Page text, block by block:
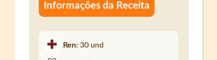
Informações da Receita
Ren:30 und